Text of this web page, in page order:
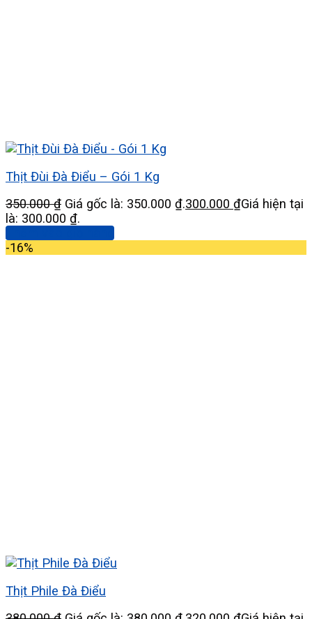
Thịt Đùi Đà Điểu – Gói 1 Kg
350.000₫ Giá gốc là: 350.000 ₫.300.000 ₫Giá hiện tại
là: 300.000 ₫.
-16%
Thịt Phile Đà Điểu